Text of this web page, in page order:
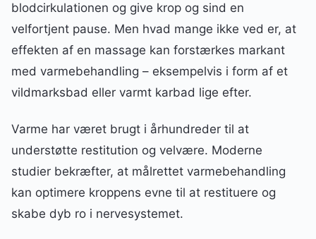
blodcirkulationen og give krop og sind en
velfortjent pause. Men hvad mange ikke ved er, at
effekten af en massage kan forstærkes markant
med varmebehandling – eksempelvis i form af et
vildmarksbad eller varmt karbad lige efter.
Varme har været brugt i århundreder til at
understøtte restitution og velvære. Moderne
studier bekræfter, at målrettet varmebehandling
kan optimere kroppens evne til at restituere og
skabe dyb ro i nervesystemet.